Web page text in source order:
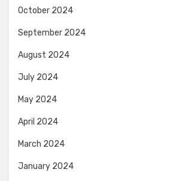
October 2024
September 2024
August 2024
July 2024
May 2024
April 2024
March 2024
January 2024